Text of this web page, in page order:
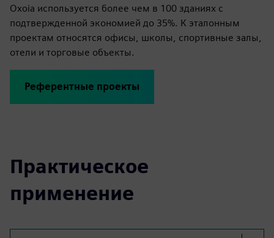
Oxoia используется более чем в 100 зданиях с
подтвержденной экономией до 35%. К эталонным
проектам относятся офисы, школы, спортивные залы,
отели и торговые объекты.
Референтные проекты
Практическое
применение